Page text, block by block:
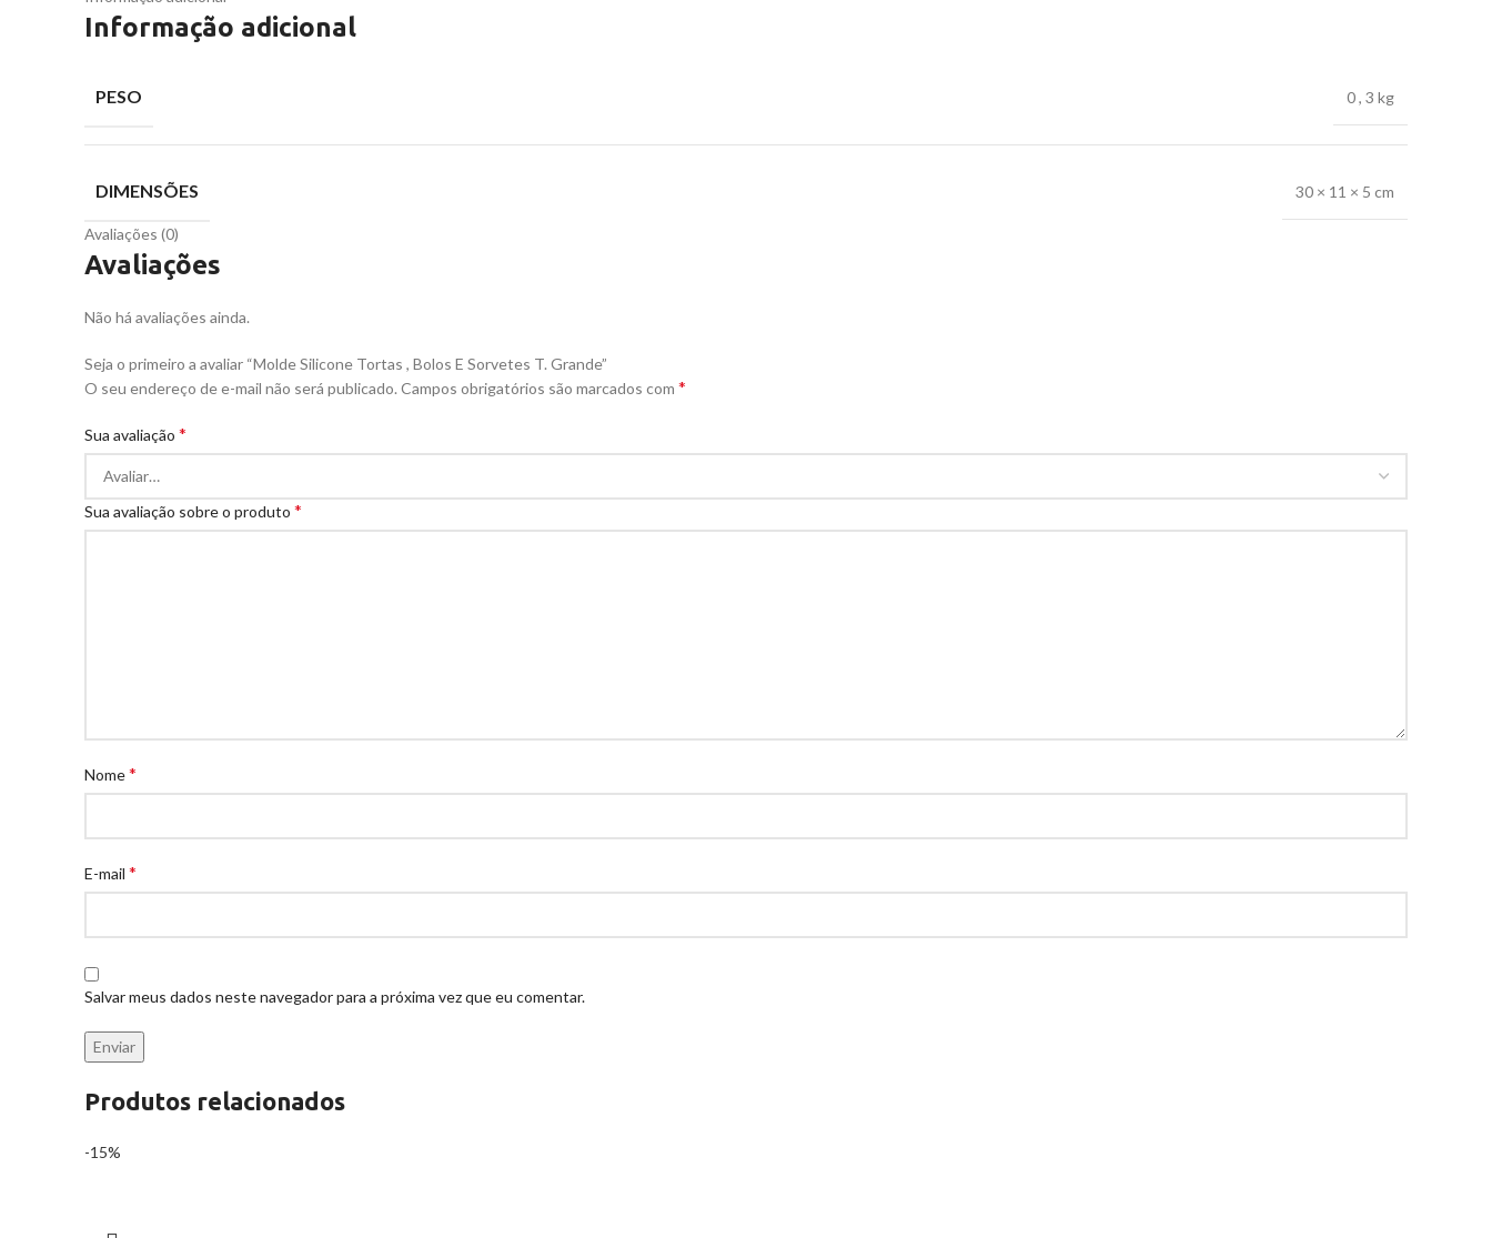
Informação adicional
PESO 0, 3 kg
DIMENSÕES 30 × 11 × 5 cm
Avaliações (0)
Avaliações
Não há avaliações ainda.
Seja o primeiro a avaliar “Molde Silicone Tortas , Bolos E Sorvetes T. Grande”
O seu endereço de e-mail não será publicado. Campos obrigatórios são marcados com *
Sua avaliação *
Sua avaliação sobre o produto *
Nome*
E-mail *
Salvar meus dados neste navegador para a próxima vez que eu comentar.
Produtos relacionados
-15%